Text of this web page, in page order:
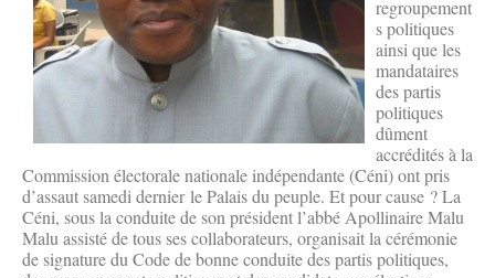
regroupement
s politiques
ainsi que les
mandataires
des partis
politiques
dûment
accrédités à la
Commission électorale nationale indépendante (Céni) ont pris
d’assaut samedi dernier le Palais du peuple. Et pour cause ? La
Céni, sous la conduite de son président l’abbé Apollinaire Malu
Malu assisté de tous ses collaborateurs, organisait la cérémonie
de signature du Code de bonne conduite des partis politiques,